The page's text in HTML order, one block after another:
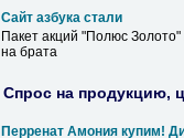
Сайт азбука стали
Пакет акций "Полюс
на брата
Спрос на продукцию,
Перренат Амония купим!